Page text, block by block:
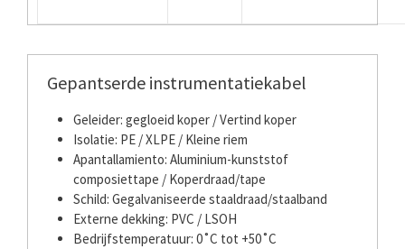
Gepantserde instrumentatiekabel
Geleider: gegloeid koper / Vertind koper
Isolatie: PE / XLPE / Kleine riem
Apantallamiento: Aluminium-kunststof
composiettape / Koperdraad/tape
Schild: Gegalvaniseerde staaldraad/staalband
Externe dekking: PVC / LSOH
Bedrijfstemperatuur: 0˚C tot +50˚C